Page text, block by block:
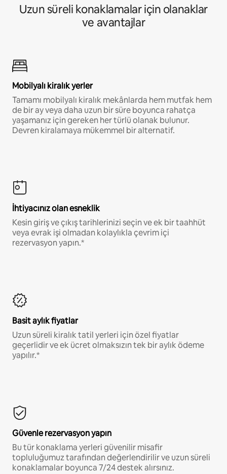
Uzun süreli konaklamalar için olanaklar
ve avantajlar
Mobilyalı kiralık yerler
Tamamı mobilyalı kiralık mekânlarda hem mutfak hem
de bir ay veya daha uzun bir süre boyunca rahatça
yaşamanız için gereken her türlü olanak bulunur.
Devren kiralamaya mükemmel bir alternatif.
İhtiyacınız olan esneklik
Kesin giriş ve çıkış tarihlerinizi seçin ve ek bir taahhüt
veya evrak işi olmadan kolaylıkla çevrim içi
rezervasyon yapın.*
Basit aylık fiyatlar
Uzun süreli kiralık tatil yerleri için özel fiyatlar
geçerlidir ve ek ücret olmaksızın tek bir aylık ödeme
yapılır.*
Güvenle rezervasyon yapın
Bu tür konaklama yerleri güvenilir misafir
topluluğumuz tarafından değerlendirilir ve uzun süreli
konaklamalar boyunca 7/24 destek alırsınız.